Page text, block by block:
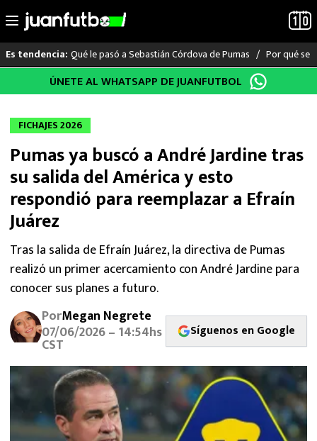
al
Es tendencia: Qué le pasó a Sebastián Córdova de Pumas Por qué se
LO ÚLTIMO
LIGA MX
RAYADOS
PUMAS
ATLANTE
SELECCIÓN MEXICANA
FUTBOL INTERNACIONAL
MEXICANOS EN EL EXTRANJERO
FUTBOL ESTUFA
FÓRMULA 1
BOXEO
ÚNETE AL WHATSAPP DE JUANFUTBOL
FICHAJES 2026
Pumas ya buscó a André Jardine tras
su salida del América y esto
respondió para reemplazar a Efraín
Juárez
Tras la salida de Efraín Juárez, la directiva de Pumas
realizó un primer acercamiento con André Jardine para
conocer sus planes a futuro.
PorMegan Negrete
07/06/2026 – 14:54hs
CST
Síguenos en Google